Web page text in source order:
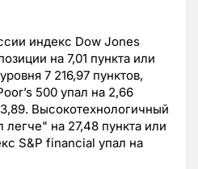
индекс Dow Jones
на 7,01 пункта или
7 216,97 пунктов,
500 упал на 2,66
Высокотехнологичный
на 27,48 пункта или
S&P financial упал на